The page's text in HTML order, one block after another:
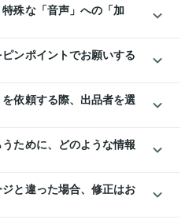
殊な「音声」への「加
ンポイントでお願いする
依頼する際、出品者を選
ために、どのような情報
と違った場合、修正はお